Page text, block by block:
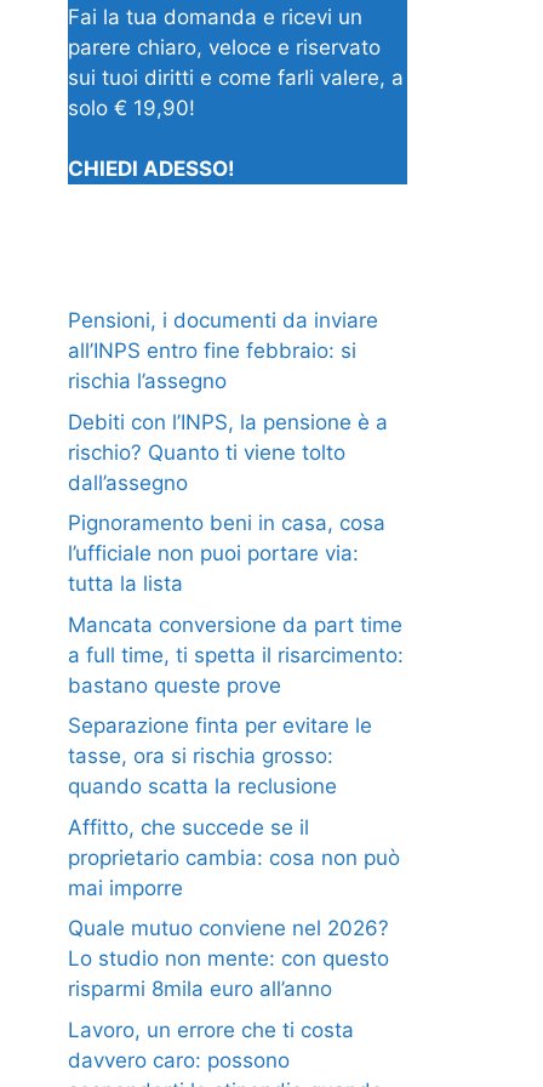
Fai la tua domanda e ricevi un
parere chiaro, veloce e riservato
sui tuoi diritti e come farli valere, a
solo € 19,90!
CHIEDI ADESSO!
Pensioni, i documenti da inviare
all’INPS entro fine febbraio: si
rischia l’assegno
Debiti con l’INPS, la pensione è a
rischio? Quanto ti viene tolto
dall’assegno
Pignoramento beni in casa, cosa
l’ufficiale non puoi portare via:
tutta la lista
Mancata conversione da part time
a full time, ti spetta il risarcimento:
bastano queste prove
Separazione finta per evitare le
tasse, ora si rischia grosso:
quando scatta la reclusione
Affitto, che succede se il
proprietario cambia: cosa non può
mai imporre
Quale mutuo conviene nel 2026?
Lo studio non mente: con questo
risparmi 8mila euro all’anno
Lavoro, un errore che ti costa
davvero caro: possono